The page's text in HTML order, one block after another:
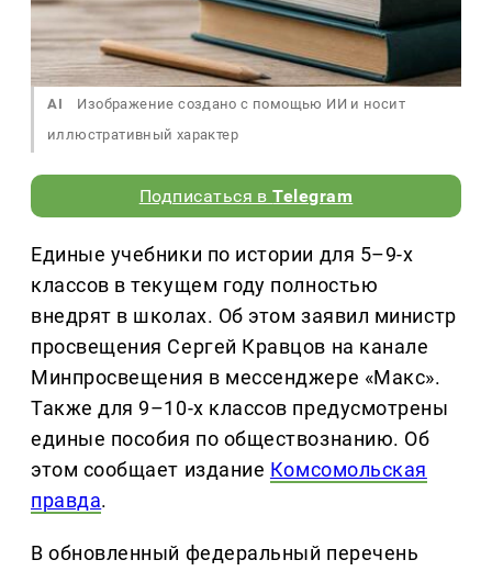
AI
Изображение создано с помощью ИИ и носит
иллюстративный характер
Подписаться вTelegram
Единые учебники по истории для 5–9-х
классов в текущем году полностью
внедрят в школах. Об этом заявил министр
просвещения Сергей Кравцов на канале
Минпросвещения в мессенджере «Макс».
Также для 9–10-х классов предусмотрены
единые пособия по обществознанию. Об
этом сообщает издание Комсомольская
правда.
В обновленный федеральный перечень